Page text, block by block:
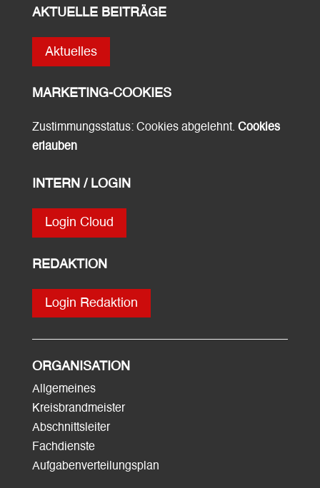
AKTUELLE BEITRÄGE
Aktuelles
MARKETING-COOKIES
Zustimmungsstatus: Cookies abgelehnt. Cookies
erlauben
INTERN / LOGIN
Login Cloud
REDAKTION
Login Redaktion
ORGANISATION
Allgemeines
Kreisbrandmeister
Abschnittsleiter
Fachdienste
Aufgabenverteilungsplan